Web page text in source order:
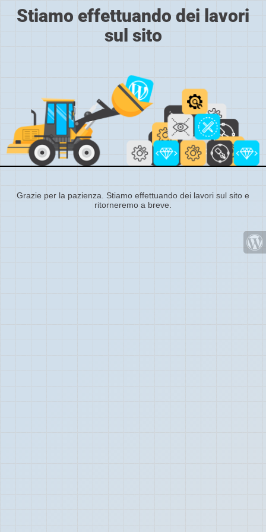
Stiamo effettuando dei lavori
sul sito
Grazie per la pazienza. Stiamo effettuando dei lavori sul sito e
ritorneremo a breve.